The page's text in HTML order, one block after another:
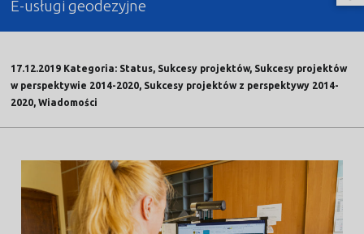
E-usługi geodezyjne
17.12.2019 Kategoria: Status, Sukcesy projektów, Sukcesy projektów
w perspektywie 2014-2020, Sukcesy projektów z perspektywy 2014-
2020, Wiadomości